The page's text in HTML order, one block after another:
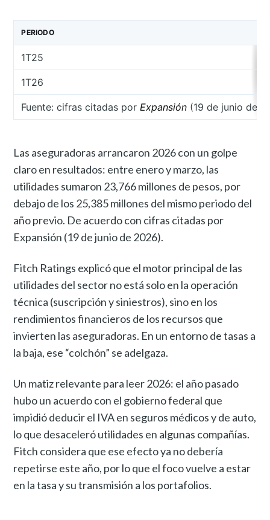
PERIODO
1T25
1T26
Fuente: cifras citadas por Expansión (19 de junio de
Las aseguradoras arrancaron 2026 con un golpe
claro en resultados: entre enero y marzo, las
utilidades sumaron 23,766 millones de pesos, por
debajo de los 25,385 millones del mismo periodo del
año previo. De acuerdo con cifras citadas por
Expansión (19 de junio de 2026).
Fitch Ratings explicó que el motor principal de las
utilidades del sector no está solo en la operación
técnica (suscripción y siniestros), sino en los
rendimientos financieros de los recursos que
invierten las aseguradoras. En un entorno de tasas a
la baja, ese “colchón” se adelgaza.
Un matiz relevante para leer 2026: el año pasado
hubo un acuerdo con el gobierno federal que
impidió deducir el IVA en seguros médicos y de auto,
lo que desaceleró utilidades en algunas compañías.
Fitch considera que ese efecto ya no debería
repetirse este año, por lo que el foco vuelve a estar
en la tasa y su transmisión a los portafolios.